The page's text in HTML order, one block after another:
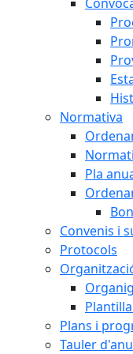
Normativa
Pla
Convenis i
Protocols
Plans i
Tauler